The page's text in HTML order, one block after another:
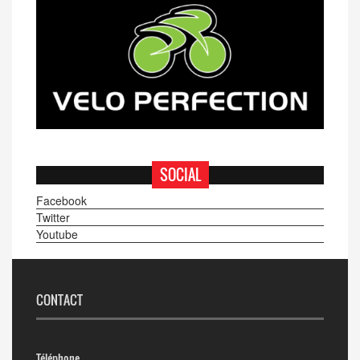
SOCIAL
Facebook
Twitter
Youtube
CONTACT